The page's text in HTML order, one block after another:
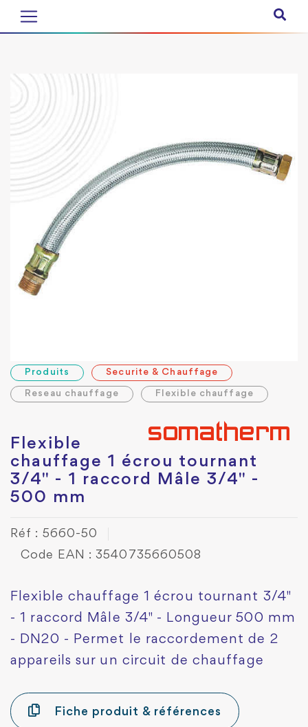
Produits Securite & Chauffage
Reseau chauffage Flexible chauffage
Flexible
chauffage 1 écrou tournant
3/4" - 1 raccord Mâle 3/4" -
500 mm
Réf : 5660-50
Code EAN : 3540735660508
Flexible chauffage 1 écrou tournant 3/4"
- 1 raccord Mâle 3/4" - Longueur 500 mm
- DN20 - Permet le raccordement de 2
appareils sur un circuit de chauffage
Fiche produit & références